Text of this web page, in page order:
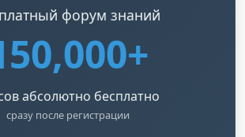
форум знаний
абсолютно бесплатно
сразу после регистрации